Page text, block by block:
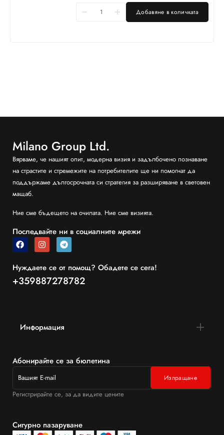
Добавяне в количката
Milano Group Ltd.
Вярваме, че нашият опит, модерна визия и задълбочено познаване
на страстите и стремежите на потребителите ще ни помогнат да
поддържаме дългосрочната си стратегия за разширяване в световен
мащаб.
Ние сме бъдещето на очилата. Ние сме визията.
Последвайте ни в социалните мрежи
Нуждаете се от помощ? Обадете се сега!
+359887278782
Информация
Абонирайте се за бюлетина
Регистрирайте се, за да видите цените
Сигурно пазаруване